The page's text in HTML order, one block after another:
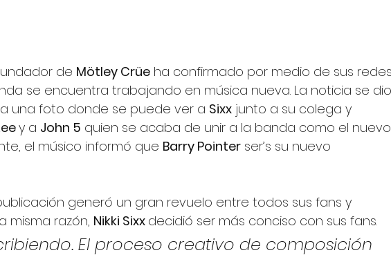
de Mötley Crüe ha confirmado por medio de sus redes
se encuentra trabajando en música nueva. La noticia se dio
una foto donde se puede ver a Sixx junto a su colega y
y a John 5 quien se acaba de unir a la banda como el nuevo
el músico informó que Barry Pointer ser’s su nuevo
generó un gran revuelo entre todos sus fans y
misma razón, Nikki Sixx decidió ser más conciso con sus fans.
El proceso creativo de composición